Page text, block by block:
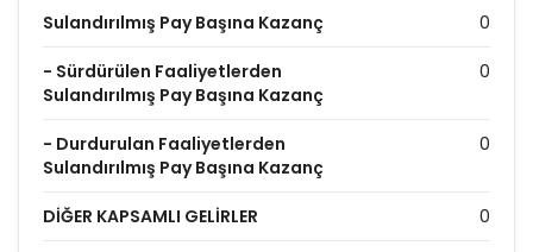
Sulandırılmış Pay Başına Kazanç 0
- Sürdürülen Faaliyetlerden
Sulandırılmış Pay Başına Kazanç
0
- Durdurulan Faaliyetlerden
Sulandırılmış Pay Başına Kazanç
0
DİĞER KAPSAMLI GELİRLER 0